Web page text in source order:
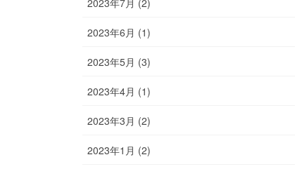
2023年7月 (2)
2023年6月 (1)
2023年5月 (3)
2023年4月 (1)
2023年3月 (2)
2023年1月 (2)